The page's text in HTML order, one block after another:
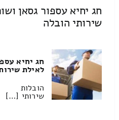
חג יחיא עספור גסאן
שירותי הובלה
חג יחיא
לאילת
הובלות
שירותי […]